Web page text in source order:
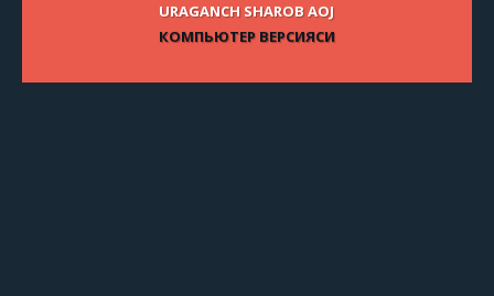
URAGANCH SHAROB AOJ
КОМПЬЮТЕР ВЕРСИЯСИ